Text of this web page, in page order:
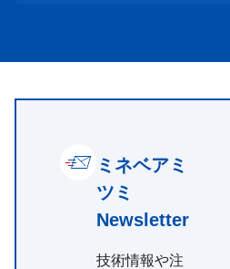
ミネベアミ
ツミ
Newsletter
技術情報や注